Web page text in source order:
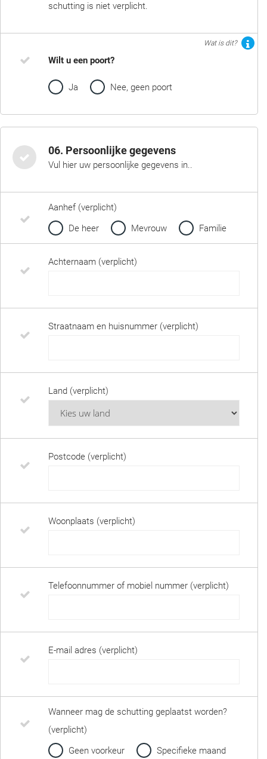
schutting is niet verplicht.
Wat is dit?
Wilt u een poort?
Ja Nee, geen poort
06. Persoonlijke gegevens
Vul hier uw persoonlijke gegevens in..
Aanhef (verplicht)
De heer
Mevrouw Familie
Achternaam (verplicht)
Straatnaam en huisnummer (verplicht)
Land (verplicht)
Postcode (verplicht)
Woonplaats (verplicht)
Telefoonnummer of mobiel nummer (verplicht)
E-mail adres (verplicht)
Wanneer mag de schutting geplaatst worden?
(verplicht)
Geen voorkeur
Specifieke maand